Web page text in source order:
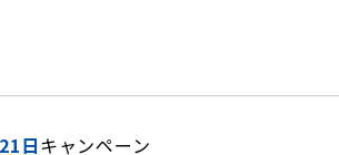
日キャンペーン